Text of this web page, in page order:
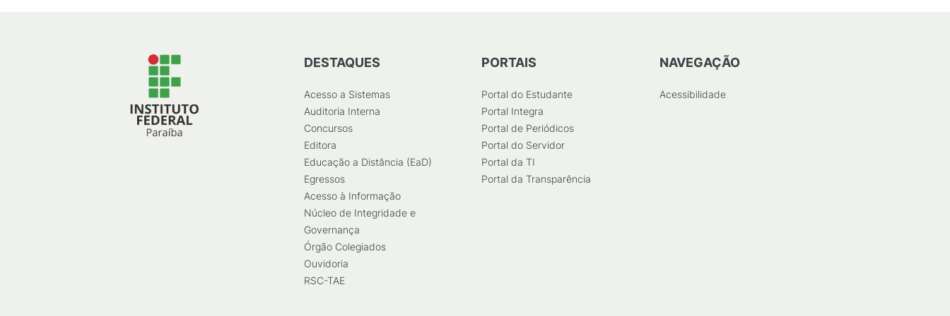
DESTAQUES
Acesso a Sistemas
Auditoria Interna
Concursos
Editora
Educação a Distância (EaD)
Egressos
Acesso à Informação
Núcleo de Integridade e
Governança
Órgão Colegiados
Ouvidoria
RSC-TAE
PORTAIS
Portal do Estudante
Portal Integra
Portal de Periódicos
Portal do Servidor
Portal da TI
Portal da Transparência
NAVEGAÇÃO
Acessibilidade